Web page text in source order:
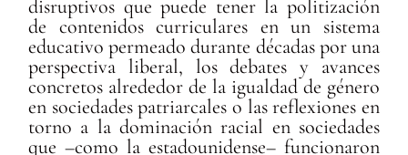
disruptivos que puede tener la politización
de contenidos curriculares en un sistema
educativo permeado durante décadas por una
perspectiva liberal, los debates y avances
concretos alrededor de la igualdad de género
en sociedades patriarcales o las reflexiones en
torno a la dominación racial en sociedades
que –como la estadounidense– funcionaron